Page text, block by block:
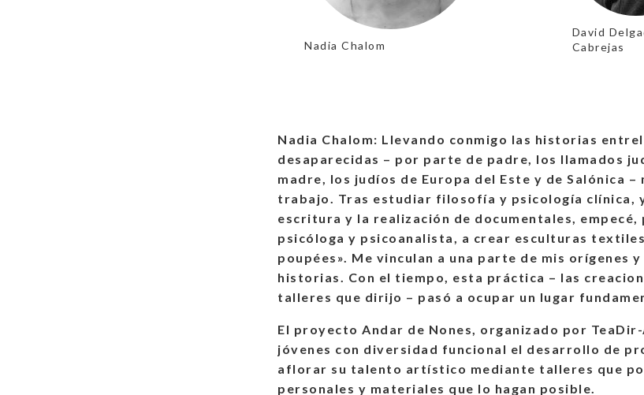
Nadia Chalom
David
Cabrejas
Nadia Chalom: Llevando conmigo las historias
desaparecidas – por parte de padre, los llamados
madre, los judíos de Europa del Este y de Salónica –
trabajo. Tras estudiar filosofía y psicología clínica,
escritura y la realización de documentales,
psicóloga y psicoanalista, a crear esculturas
poupées». Me vinculan a una parte de mis orígenes
historias. Con el tiempo, esta práctica – las
talleres que dirijo – pasó a ocupar un lugar
El proyecto Andar de Nones, organizado por
jóvenes con diversidad funcional el desarrollo de
aflorar su talento artístico mediante talleres que
personales y materiales que lo hagan posible.